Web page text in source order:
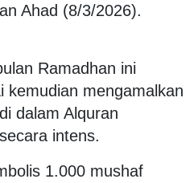
Ahad (8/3/2026).
Ramadhan ini
kemudian mengamalkan
dalam Alquran
intens.
1.000 mushaf